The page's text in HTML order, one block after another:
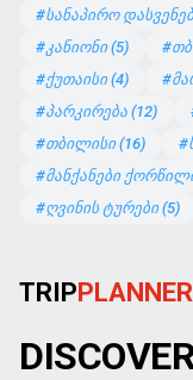
#სანაპირო
#კანიონი (5)
#ქუთაისი (4)
#პარკირება (12)
#თბილისი (16)
#მანქანები
#ღვინის ტურები (5)
TRIPPLANNER